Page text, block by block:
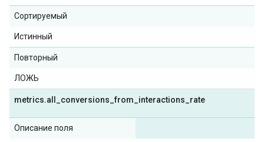
Сортируемый
Истинный
Повторный
ЛОЖЬ
metrics.all conversions _from interactions rate
Описание поля